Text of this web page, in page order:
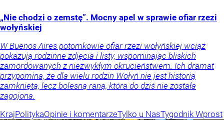
„Nie chodzi o zemstę”. Mocny apel w sprawie ofiar rzezi
wołyńskiej
W Buenos Aires potomkowie ofiar rzezi wołyńskiej wciąż
pokazują rodzinne zdjęcia i listy, wspominając bliskich
zamordowanych z niezwykłym okrucieństwem. Ich dramat
przypomina, że dla wielu rodzin Wołyń nie jest historią
zamkniętą, lecz bolesną raną, która do dziś nie została
zagojona.
KrajPolitykaOpinie i komentarzeTylko u NasTygodnik Wprost